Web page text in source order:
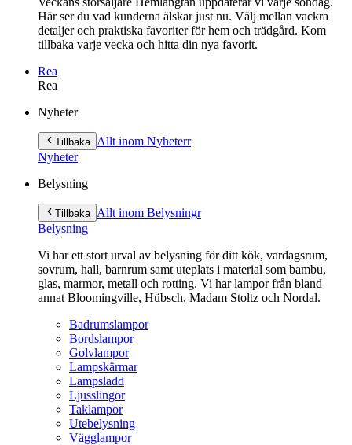
Här ser du vad kunderna älskar just nu. Välj mellan vackra
detaljer och praktiska favoriter för hem och trädgård. Kom
tillbaka varje vecka och hitta din nya favorit.
Rea
Rea
innehåll
Nyheter
Tillbaka Allt inom Nyheterr
Nyheter
Belysning
Tillbaka Allt inom Belysningr
Belysning
Vi har ett stort urval av belysning för ditt kök, vardagsrum,
sovrum, hall, barnrum samt uteplats i material som bambu,
glas, marmor, metall och rotting. Vi har lampor från bland
annat Bloomingville, Hübsch, Madam Stoltz och Nordal.
Badrumslampor
Bordslampor
Golvlampor
Lampskärmar
Lampsladd
Ljusslingor
Taklampor
Utebelysning
Vägglampor